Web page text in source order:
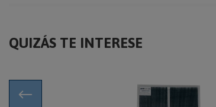
QUIZÁS TE INTERESE